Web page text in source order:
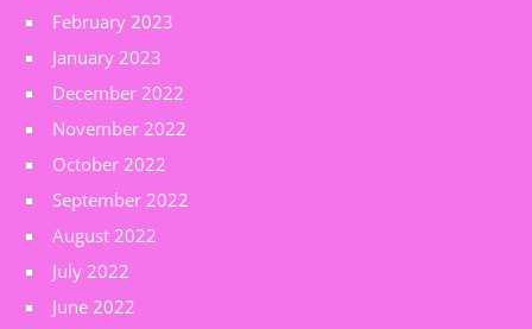
February 2023
January 2023
December 2022
November 2022
October 2022
September 2022
August 2022
July 2022
June 2022